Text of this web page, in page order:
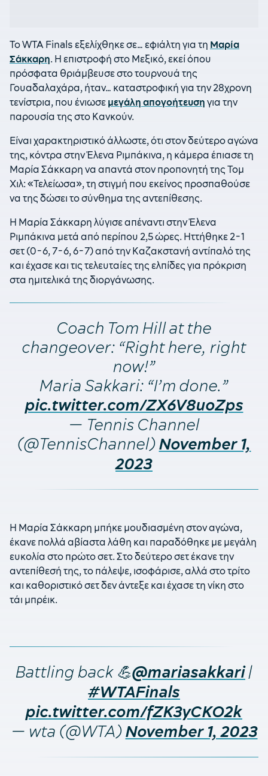
Το WTA Finals εξελίχθηκε σε… εφιάλτη για τη Μαρία
Σάκκαρη. Η επιστροφή στο Μεξικό, εκεί όπου
πρόσφατα θριάμβευσε στο τουρνουά της
Γουαδαλαχάρα, ήταν… καταστροφική για την 28χρονη
τενίστρια, που ένιωσε μεγάλη απογοήτευση για την
παρουσία της στο Κανκούν.
Είναι χαρακτηριστικό άλλωστε, ότι στον δεύτερο αγώνα
της, κόντρα στην Έλενα Ριμπάκινα, η κάμερα έπιασε τη
Μαρία Σάκκαρη να απαντά στον προπονητή της Τομ
Χιλ: «Τελείωσα», τη στιγμή που εκείνος προσπαθούσε
να της δώσει το σύνθημα της αντεπίθεσης.
Η Μαρία Σάκκαρη λύγισε απέναντι στην Έλενα
Ριμπάκινα μετά από περίπου 2,5 ώρες. Ηττήθηκε 2-1
σετ (0-6, 7-6, 6-7) από την Καζακστανή αντίπαλό της
και έχασε και τις τελευταίες της ελπίδες για πρόκριση
στα ημιτελικά της διοργάνωσης.
Coach Tom Hill at the
changeover: “Right here, right
now!”
Maria Sakkari: “I’m done.”
pic.twitter.com/ZX6V8uoZps
— Tennis Channel
(@TennisChannel)November 1,
2023
Η Μαρία Σάκκαρη μπήκε μουδιασμένη στον αγώνα,
έκανε πολλά αβίαστα λάθη και παραδόθηκε με μεγάλη
ευκολία στο πρώτο σετ. Στο δεύτερο σετ έκανε την
αντεπίθεσή της, το πάλεψε, ισοφάρισε, αλλά στο τρίτο
και καθοριστικό σετ δεν άντεξε και έχασε τη νίκη στο
τάι μπρέικ.
Battling back 💪@mariasakkari|
#WTAFinals
pic.twitter.com/fZK3yCKO2k
— wta (@WTA)November 1, 2023